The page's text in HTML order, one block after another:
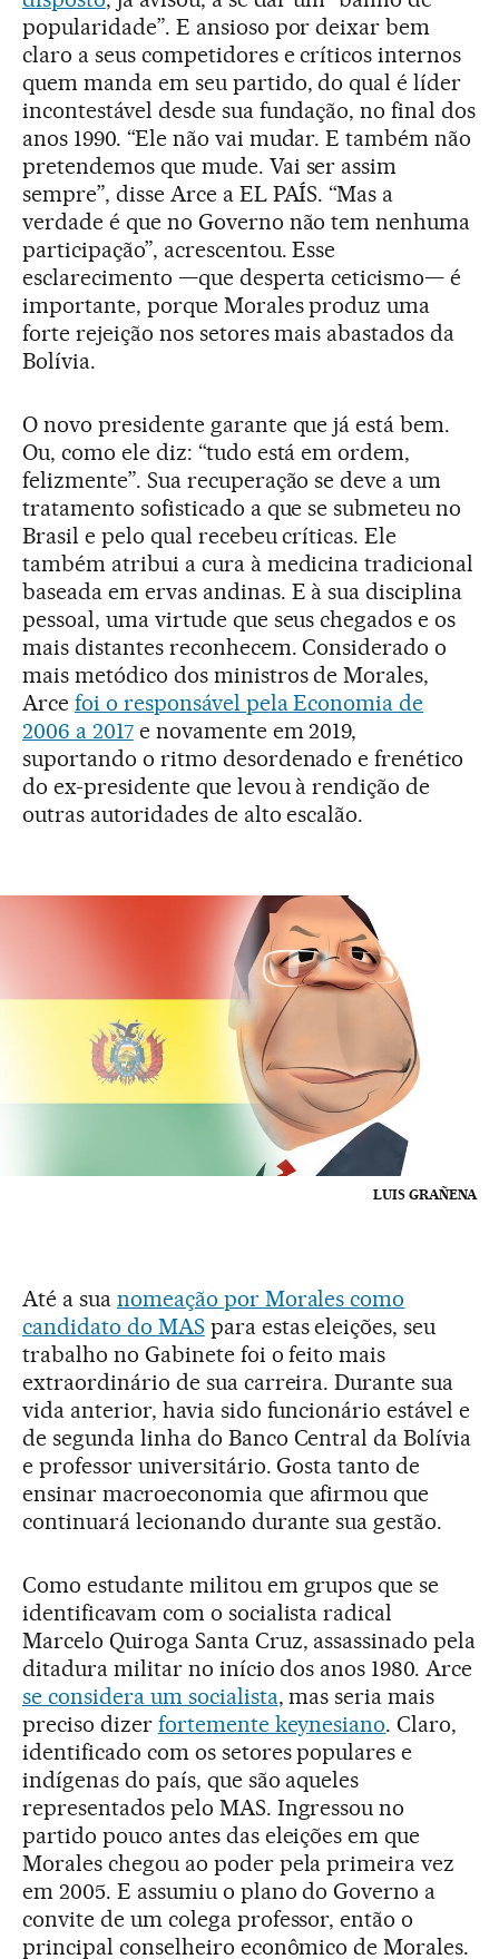
popularidade”. E ansioso por deixar bem
claro a seus competidores e críticos internos
quem manda em seu partido, do qual é líder
incontestável desde sua fundação, no final dos
anos 1990. “Ele não vai mudar. E também não
pretendemos que mude. Vai ser assim
sempre”, disse Arce a EL PAÍS. “Mas a
verdade é que no Governo não tem nenhuma
participação”, acrescentou. Esse
esclarecimento —que desperta ceticismo— é
importante, porque Morales produz uma
forte rejeição nos setores mais abastados da
Bolívia.
O novo presidente garante que já está bem.
Ou, como ele diz: “tudo está em ordem,
felizmente”. Sua recuperação se deve a um
tratamento sofisticado a que se submeteu no
Brasil e pelo qual recebeu críticas. Ele
também atribui a cura à medicina tradicional
baseada em ervas andinas. E à sua disciplina
pessoal, uma virtude que seus chegados e os
mais distantes reconhecem. Considerado o
mais metódico dos ministros de Morales,
Arce foi o responsável pela Economia de
2006 a 2017e novamente em 2019,
suportando o ritmo desordenado e frenético
do ex-presidente que levou à rendição de
outras autoridades de alto escalão.
LUIS GRAÑENA
Até a sua nomeação por Morales como
candidato do MAS para estas eleições, seu
trabalho no Gabinete foi o feito mais
extraordinário de sua carreira. Durante sua
vida anterior, havia sido funcionário estável e
de segunda linha do Banco Central da Bolívia
e professor universitário. Gosta tanto de
ensinar macroeconomia que afirmou que
continuará lecionando durante sua gestão.
Como estudante militou em grupos que se
identificavam com o socialista radical
Marcelo Quiroga Santa Cruz, assassinado pela
ditadura militar no início dos anos 1980. Arce
se considera um socialista, mas seria mais
preciso dizer fortemente keynesiano. Claro,
identificado com os setores populares e
indígenas do país, que são aqueles
representados pelo MAS. Ingressou no
partido pouco antes das eleições em que
Morales chegou ao poder pela primeira vez
em 2005. E assumiu o plano do Governo a
convite de um colega professor, então o
principal conselheiro econômico de Morales.